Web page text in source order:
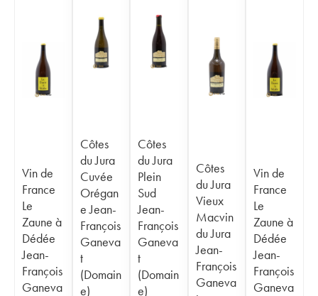
Vin de
France
Le
Zaune à
Dédée
Jean-
François
Ganeva
Côtes
du Jura
Cuvée
Orégan
e Jean-
François
Ganeva
t
(Domain
e)
Côtes
du Jura
Plein
Sud
Jean-
François
Ganeva
t
(Domain
e)
Côtes
du Jura
Vieux
Macvin
du Jura
Jean-
François
Ganeva
Vin de
France
Le
Zaune à
Dédée
Jean-
François
Ganeva